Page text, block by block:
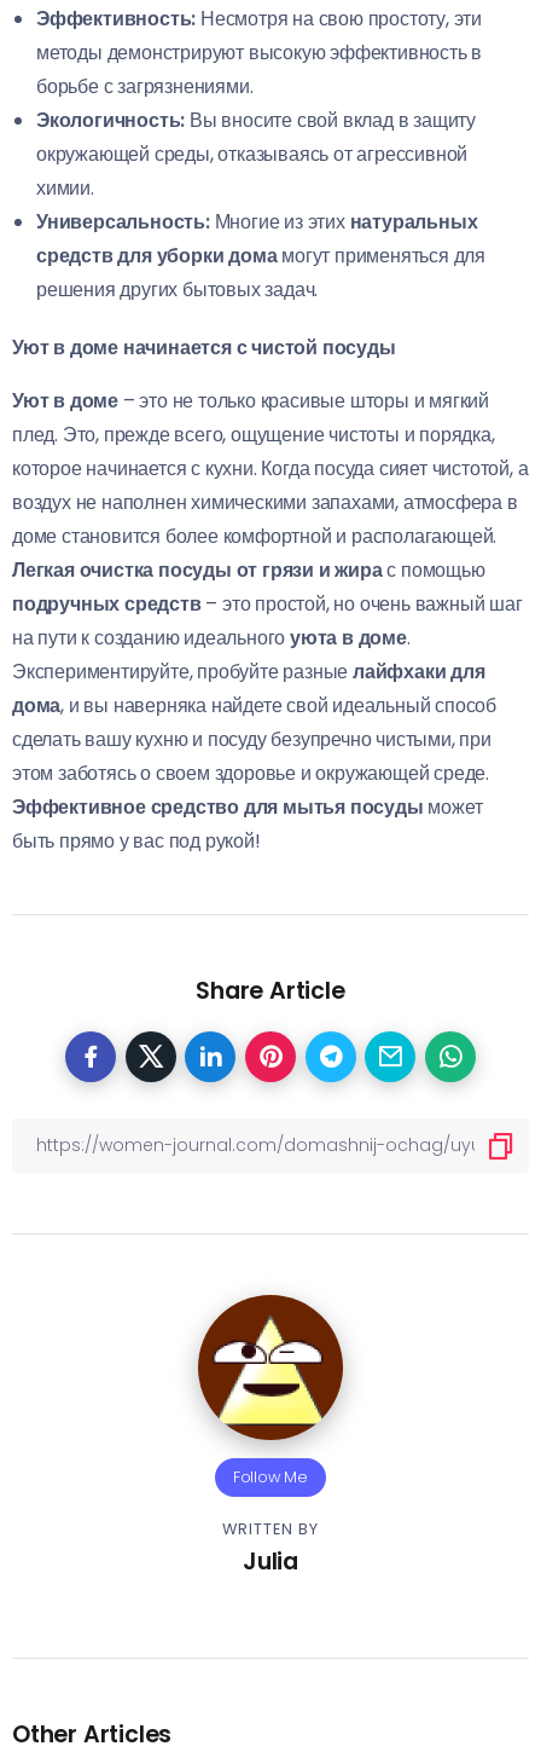
Эффективность: Несмотря на свою простоту, эти
методы демонстрируют высокую эффективность в
борьбе с загрязнениями.
Экологичность: Вы вносите свой вклад в защиту
окружающей среды, отказываясь от агрессивной
химии.
Универсальность:Многие из этих натуральных
средств для уборки домамогут применяться для
решения других бытовых задач.
Уют в доме начинается с чистой посуды
Уют в доме – это не только красивые шторы и мягкий
плед. Это, прежде всего, ощущение чистоты и порядка,
которое начинается с кухни. Когда посуда сияет чистотой, а
воздух не наполнен химическими запахами, атмосфера в
доме становится более комфортной и располагающей.
Легкая очистка посуды от грязи и жирас помощью
подручных средств– это простой, но очень важный шаг
на пути к созданию идеальногоуюта в доме.
Экспериментируйте, пробуйте разныелайфхаки для
дома, и вы наверняка найдете свой идеальный способ
сделать вашу кухню и посуду безупречно чистыми, при
этом заботясь о своем здоровье и окружающей среде.
Эффективное средство для мытья посуды может
быть прямо у вас под рукой!
Share Article
Follow Me
WRITTEN BY
Julia
Other Articles